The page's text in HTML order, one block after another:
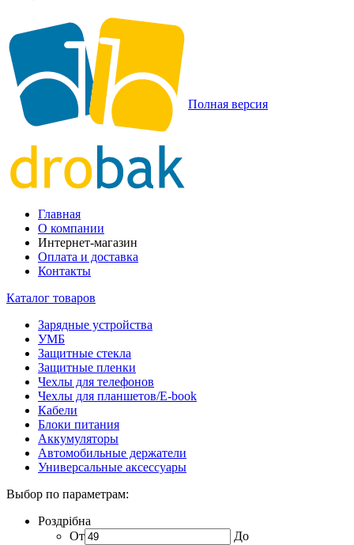
Полная версия
Главная
О компании
Интернет-магазин
Оплата и доставка
Контакты
Каталог товаров
Зарядные устройства
УМБ
Защитные стекла
Защитные пленки
Чехлы для телефонов
Чехлы для планшетов/E-book
Кабели
Блоки питания
Аккумуляторы
Автомобильные держатели
Универсальные аксессуары
Выбор по параметрам:
Роздрібна
От
До